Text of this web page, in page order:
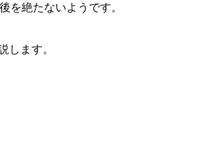
を絶たないようです。
します。